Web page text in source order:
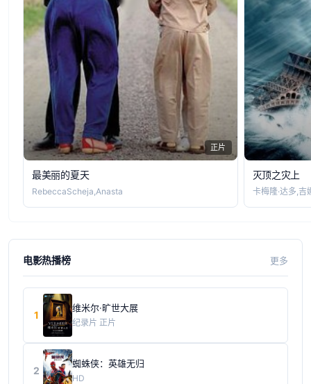
正片
最美丽的夏天
RebeccaScheja,Anasta
灭顶之灾上
卡梅隆·达多,吉
电影热播榜 更多
1
维米尔·旷世大展
纪录片 正片
2
蜘蛛侠：英雄无归
HD